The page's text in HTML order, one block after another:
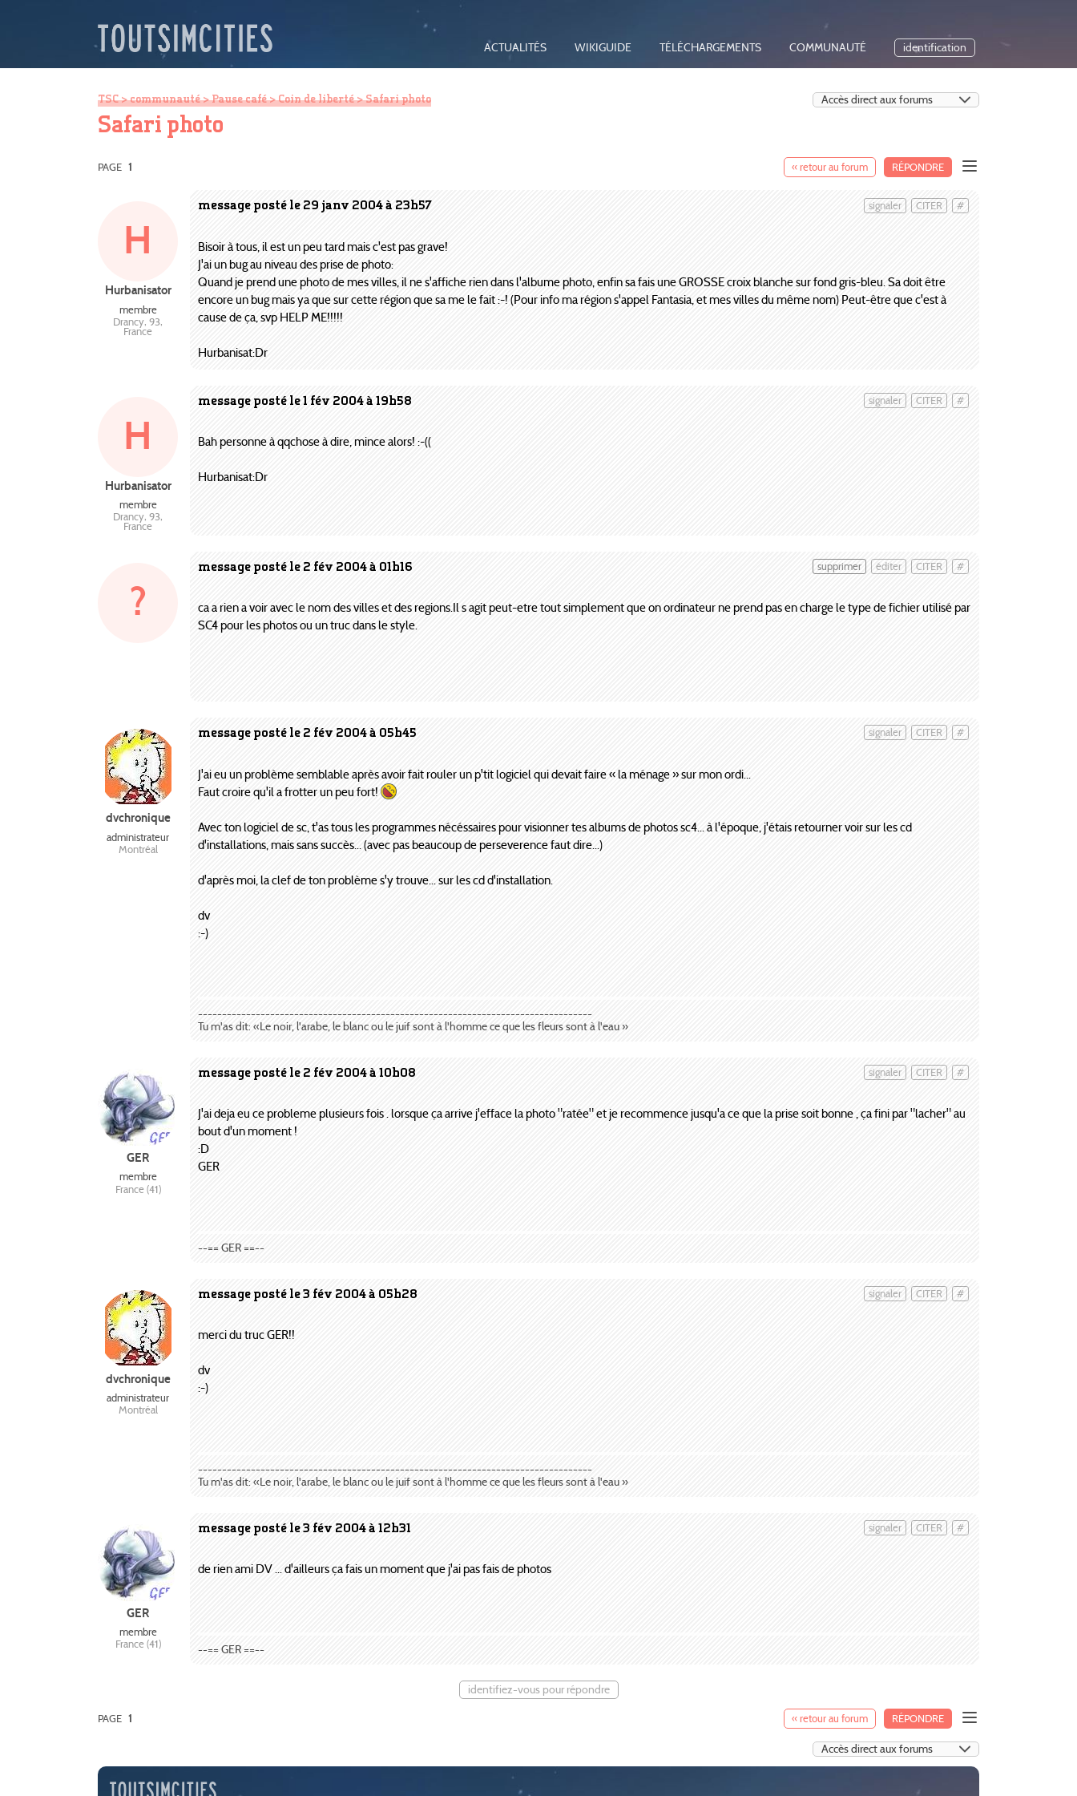
ACTUALITÉS WIKIGUIDE TÉLÉCHARGEMENTS COMMUNAUTÉ identification
TSC>communauté>Pause café>Coin de liberté> Safari photo
Safari photo
« retour au forum RÉPONDRE
PAGE 1
message posté le 29 janv 2004 à 23h57 #
CITER
signaler
H
Hurbanisator
membre
Drancy, 93,
France
Bisoir à tous, il est un peu tard mais c'est pas grave!
J'ai un bug au niveau des prise de photo:
Quand je prend une photo de mes villes, il ne s'affiche rien dans l'albume photo, enfin sa fais une GROSSE croix blanche sur fond gris-bleu. Sa doit être
encore un bug mais ya que sur cette région que sa me le fait :-! (Pour info ma région s'appel Fantasia, et mes villes du même nom) Peut-être que c'est à
cause de ça, svp HELP ME!!!!!
Hurbanisat:Dr
message posté le 1 fév 2004 à 19h58 #
CITER
signaler
H
Hurbanisator
membre
Drancy, 93,
France
Bah personne à qqchose à dire, mince alors! :-((
Hurbanisat:Dr
message posté le 2 fév 2004 à 01h16 #
CITER
éditer
supprimer
?
ca a rien a voir avec le nom des villes et des regions.Il s agit peut-etre tout simplement que on ordinateur ne prend pas en charge le type de fichier utilisé par
SC4 pour les photos ou un truc dans le style.
message posté le 2 fév 2004 à 05h45 #
CITER
signaler
dvchronique
administrateur
Montréal
J'ai eu un problème semblable après avoir fait rouler un p'tit logiciel qui devait faire « la ménage » sur mon ordi...
Faut croire qu'il a frotter un peu fort!
Avec ton logiciel de sc, t'as tous les programmes nécéssaires pour visionner tes albums de photos sc4... à l'époque, j'étais retourner voir sur les cd
d'installations, mais sans succès... (avec pas beaucoup de perseverence faut dire...)
d'après moi, la clef de ton problème s'y trouve... sur les cd d'installation.
dv
:-)
----------------------------------------------------------------------------------
Tu m'as dit: «Le noir, l'arabe, le blanc ou le juif sont à l'homme ce que les fleurs sont à l'eau »
message posté le 2 fév 2004 à 10h08 #
CITER
signaler
GER
membre
France (41)
J'ai deja eu ce probleme plusieurs fois . lorsque ça arrive j'efface la photo "ratée" et je recommence jusqu'a ce que la prise soit bonne , ça fini par "lacher" au
bout d'un moment !
:D
GER
--== GER ==--
message posté le 3 fév 2004 à 05h28 #
CITER
signaler
dvchronique
administrateur
Montréal
merci du truc GER!!
dv
:-)
----------------------------------------------------------------------------------
Tu m'as dit: «Le noir, l'arabe, le blanc ou le juif sont à l'homme ce que les fleurs sont à l'eau »
message posté le 3 fév 2004 à 12h31 #
CITER
signaler
GER
membre
France (41)
de rien ami DV ... d'ailleurs ça fais un moment que j'ai pas fais de photos
--== GER ==--
identifiez-vous pour répondre
« retour au forum RÉPONDRE
PAGE 1